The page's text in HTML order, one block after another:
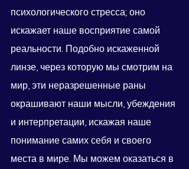
психологического стресса; оно
искажает наше восприятие самой
реальности. Подобно искаженной
линзе, через которую мы смотрим на
мир, эти неразрешенные раны
окрашивают наши мысли, убеждения
и интерпретации, искажая наше
понимание самих себя и своего
места в мире. Мы можем оказаться в